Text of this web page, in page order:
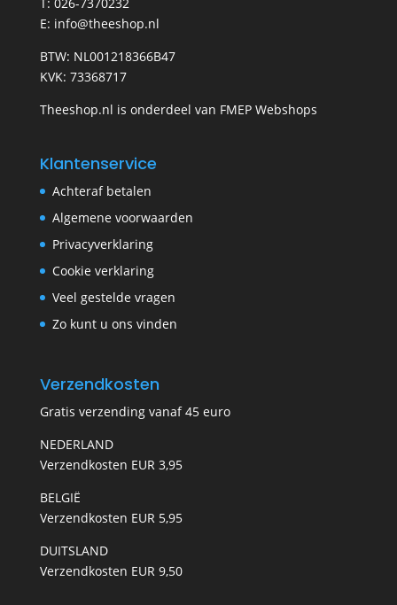
E: info@theeshop.nl
BTW: NL001218366B47
KVK: 73368717
Theeshop.nl is onderdeel van FMEP Webshops
Klantenservice
Achteraf betalen
Algemene voorwaarden
Privacyverklaring
Cookie verklaring
Veel gestelde vragen
Zo kunt u ons vinden
Verzendkosten
Gratis verzending vanaf 45 euro
NEDERLAND
Verzendkosten EUR 3,95
BELGIË
Verzendkosten EUR 5,95
DUITSLAND
Verzendkosten EUR 9,50